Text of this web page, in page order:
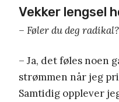
Vekker lengsel
– Føler du deg radikal?
– Ja, det føles noen
strømmen når jeg
Samtidig opplever